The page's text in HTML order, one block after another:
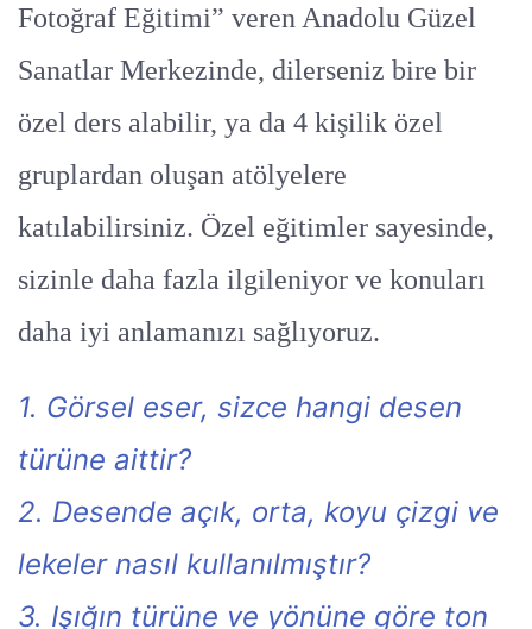
Fotoğraf Eğitimi” veren Anadolu Güzel
Sanatlar Merkezinde, dilerseniz bire bir
özel ders alabilir, ya da 4 kişilik özel
gruplardan oluşan atölyelere
katılabilirsiniz. Özel eğitimler sayesinde,
sizinle daha fazla ilgileniyor ve konuları
daha iyi anlamanızı sağlıyoruz.
1. Görsel eser, sizce hangi desen
türüne aittir?
2. Desende açık, orta, koyu çizgi ve
lekeler nasıl kullanılmıştır?
3. Işığın türüne ve yönüne göre ton